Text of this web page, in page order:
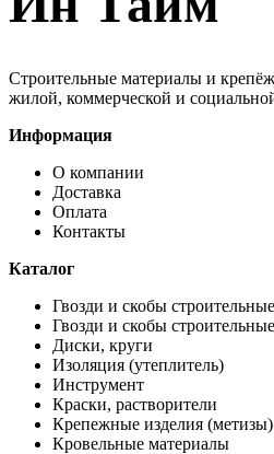
Строительные материалы и
жилой, коммерческой и
Информация
О компании
Доставка
Оплата
Контакты
Каталог
Гвозди и скобы строительные
Гвозди и скобы строительные
Диски, круги
Изоляция (утеплитель)
Инструмент
Краски, растворители
Крепежные изделия (метизы)
Кровельные материалы